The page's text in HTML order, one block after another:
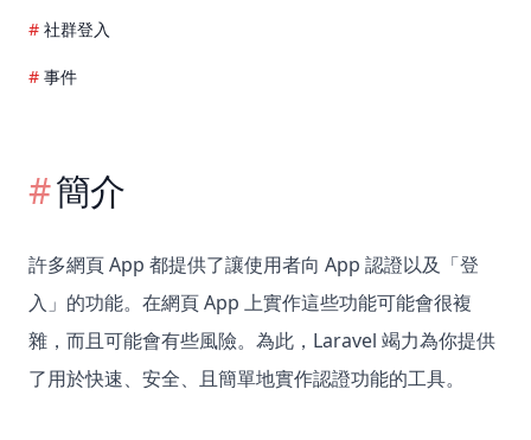
社群登入
事件
簡介
許多網頁 App 都提供了讓使用者向 App 認證以及「登
入」的功能。在網頁 App 上實作這些功能可能會很複
雜，而且可能會有些風險。為此，Laravel 竭力為你提供
了用於快速、安全、且簡單地實作認證功能的工具。